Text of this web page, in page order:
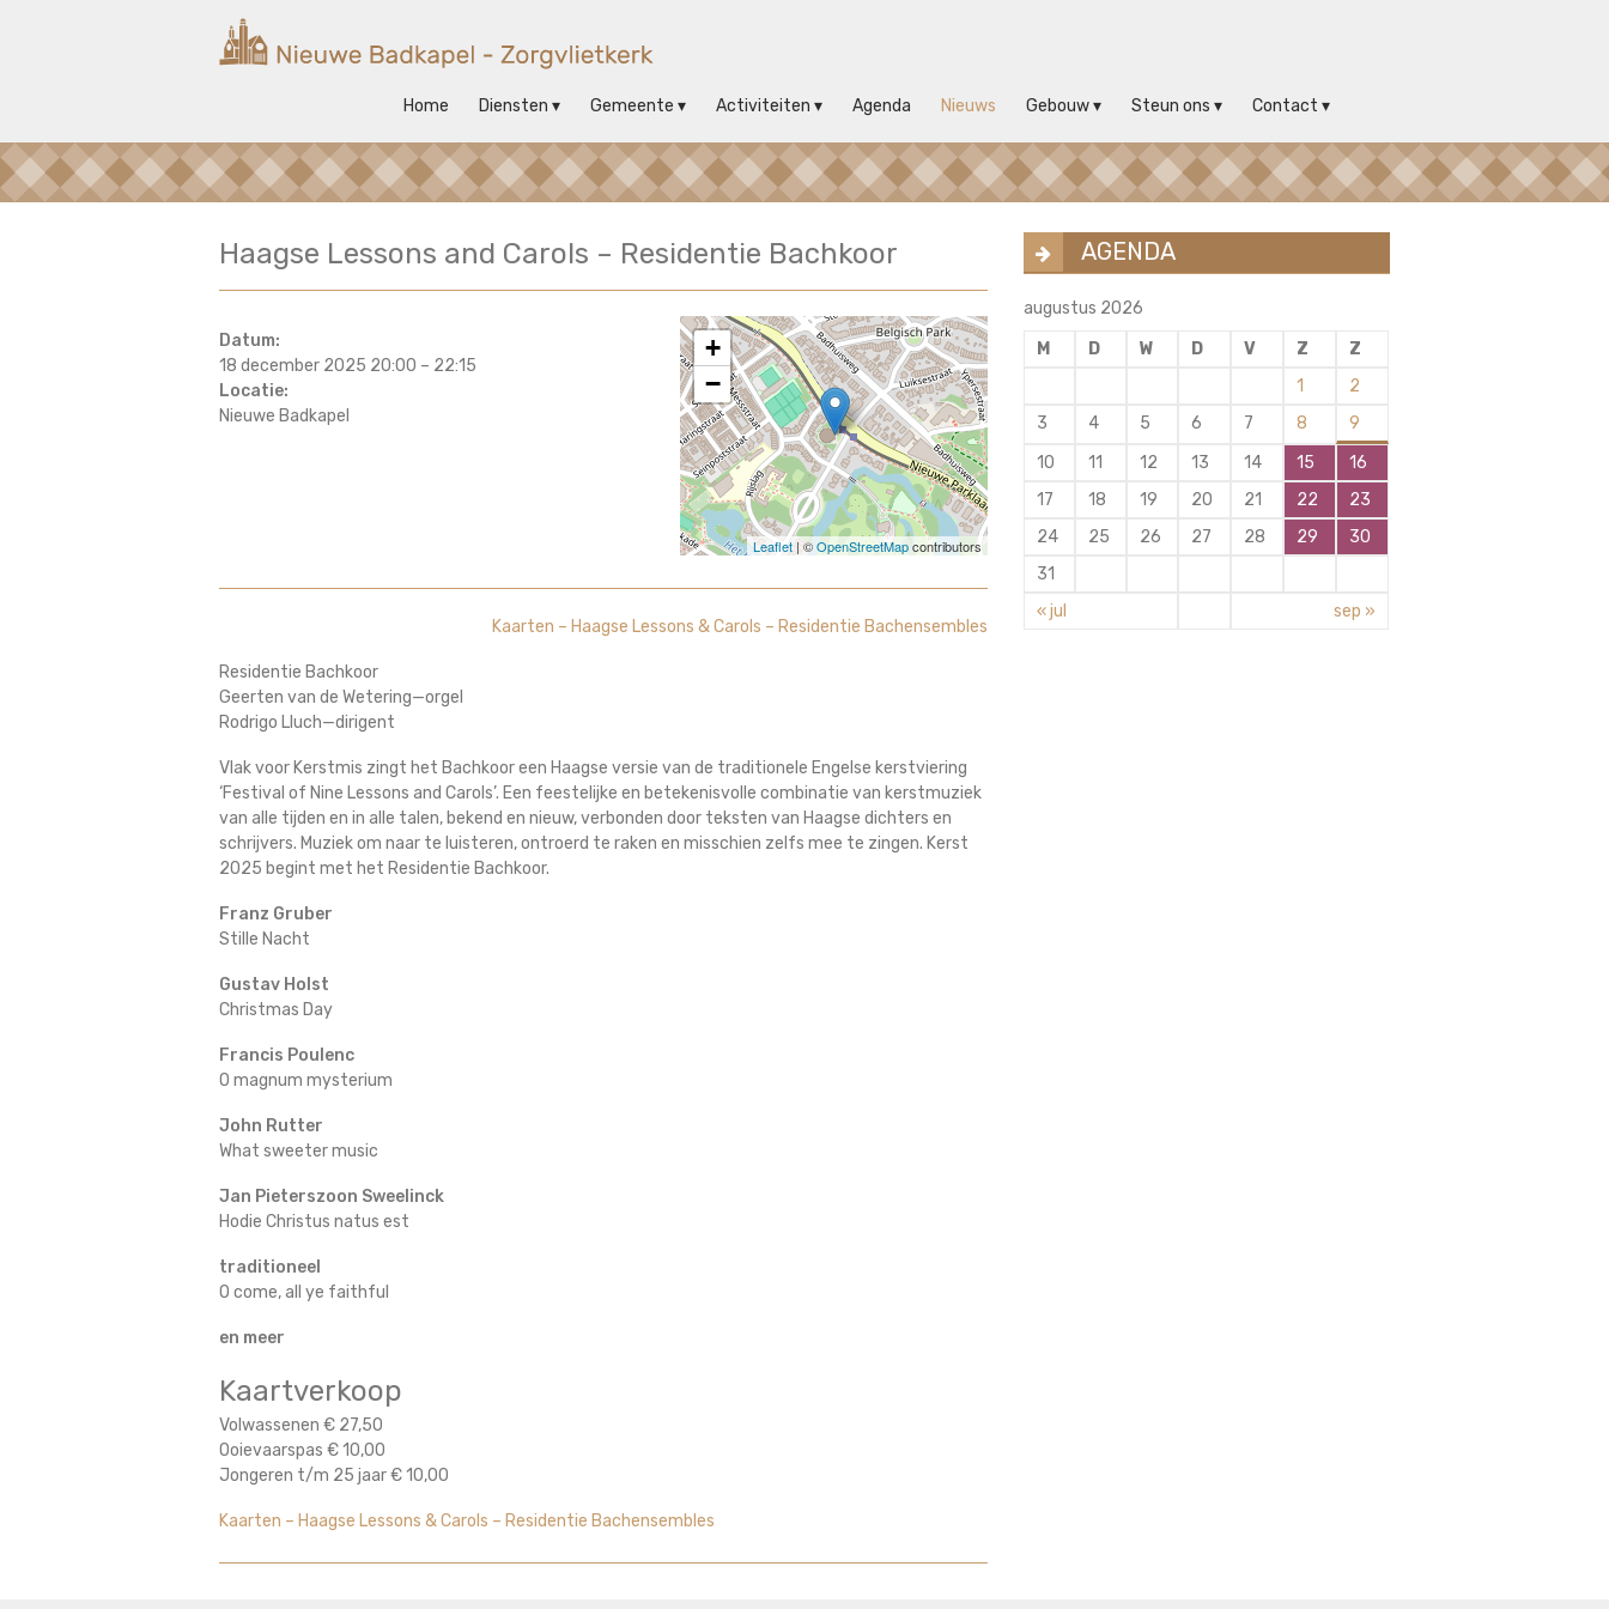
Nieuwe
Kerk
op
Home Diensten Gemeente Activiteiten Agenda Nieuws Gebouw Steun ons Contact
Haagse Lessons and Carols – Residentie Bachkoor
Datum:
18 december 2025 20:00 – 22:15
Locatie:
Nieuwe Badkapel
+
−
Leaflet| ©OpenStreetMapcontributors
Kaarten – Haagse Lessons & Carols – Residentie Bachensembles
Residentie Bachkoor
Geerten van de Wetering—orgel
Rodrigo Lluch—dirigent
Vlak voor Kerstmis zingt het Bachkoor een Haagse versie van de traditionele Engelse kerstviering
‘Festival of Nine Lessons and Carols’. Een feestelijke en betekenisvolle combinatie van kerstmuziek
van alle tijden en in alle talen, bekend en nieuw, verbonden door teksten van Haagse dichters en
schrijvers. Muziek om naar te luisteren, ontroerd te raken en misschien zelfs mee te zingen. Kerst
2025 begint met het Residentie Bachkoor.
Franz Gruber
Stille Nacht
Gustav Holst
Christmas Day
Francis Poulenc
O magnum mysterium
John Rutter
What sweeter music
Jan Pieterszoon Sweelinck
Hodie Christus natus est
traditioneel
O come, all ye faithful
en meer
Kaartverkoop
Volwassenen € 27,50
Ooievaarspas € 10,00
Jongeren t/m 25 jaar € 10,00
Kaarten – Haagse Lessons & Carols – Residentie Bachensembles
AGENDA
augustus 2026
M
D W D V Z
Z
1
2
3
4 5 6 7 8
9
10
11 12 13 14 15
16
17
18 19 20 21 22
23
24
25 26 27 28 29
30
31
« jul
sep »